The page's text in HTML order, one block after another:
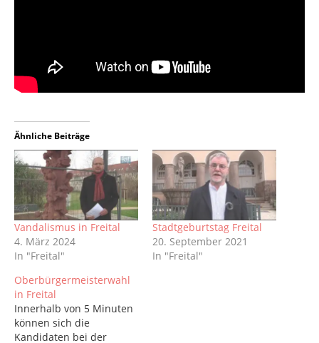
Ähnliche Beiträge
Vandalismus in Freital
4. März 2024
In "Freital"
Stadtgeburtstag Freital
20. September 2021
In "Freital"
Oberbürgermeisterwahl
in Freital
Innerhalb von 5 Minuten
können sich die
Kandidaten bei der